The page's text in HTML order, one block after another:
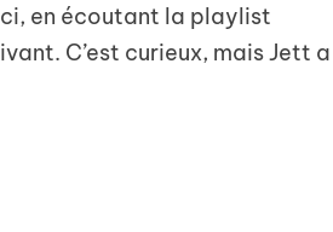
en écoutant la playlist
C’est curieux, mais Jett a